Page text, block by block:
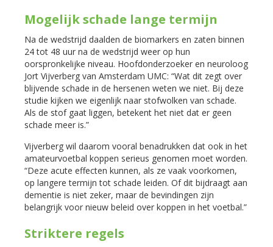
Mogelijk schade lange termijn
Na de wedstrijd daalden de biomarkers en zaten binnen
24 tot 48 uur na de wedstrijd weer op hun
oorspronkelijke niveau. Hoofdonderzoeker en neuroloog
Jort Vijverberg van Amsterdam UMC: “Wat dit zegt over
blijvende schade in de hersenen weten we niet. Bij deze
studie kijken we eigenlijk naar stofwolken van schade.
Als de stof gaat liggen, betekent het niet dat er geen
schade meer is.”
Vijverberg wil daarom vooral benadrukken dat ook in het
amateurvoetbal koppen serieus genomen moet worden.
“Deze acute effecten kunnen, als ze vaak voorkomen,
op langere termijn tot schade leiden. Of dit bijdraagt aan
dementie is niet zeker, maar de bevindingen zijn
belangrijk voor nieuw beleid over koppen in het voetbal.”
Striktere regels